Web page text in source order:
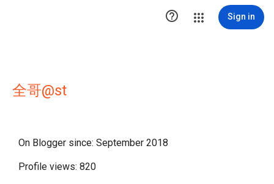
 Sign in
全哥@st
On Blogger since: September 2018
Profile views: 820